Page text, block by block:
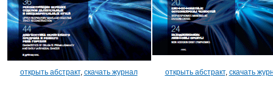
открыть абстракт, скачать журнал открыть абстракт, скачать